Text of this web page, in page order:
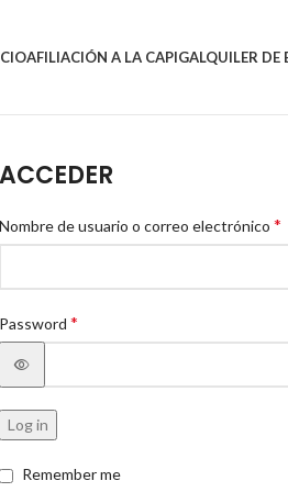
AFILIACIÓN A LA CAPIGALQUILER DE
ACCEDER
Nombre de usuario o correo electrónico *
Password *
Log in
Remember me